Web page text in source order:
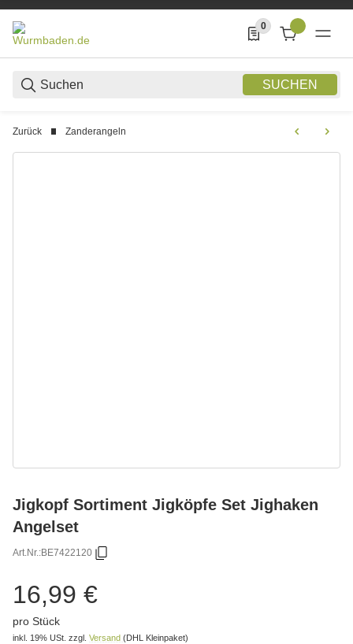
SUCHEN
0
0 Produkte in der
Zurück Zanderangeln
Jigkopf Sortiment Jigköpfe Set Jighaken
Angelset
Art.Nr.:BE7422120
16,99 €
pro Stück
inkl. 19% USt. zzgl. Versand (DHL Kleinpaket)